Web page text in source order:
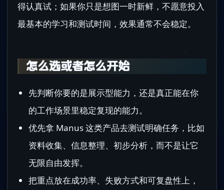
得认真试；如果你只是想图一时新鲜，不愿意投入
最基本的学习和测试时间，效果通常不会稳定。
怎么选或者怎么开始
先判断你要的是展示型能力，还是真正能在你
的工作场景里稳定复现的能力。
优先拿 Manus 这类产品去测试明确任务，比如
资料收集、信息整理、初步分析，而不是让它
无限自由发挥。
把重点放在成功率、失败方式和可复盘性上，